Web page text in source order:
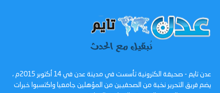
عدن تايم - صحيفة الكترونية تأسست في مدينة عدن في 14 أكتوبر 2015م ،
يضم فريق التحرير نخبة من الصحفيين من المؤهلين جامعيا واكتسبوا خبرات